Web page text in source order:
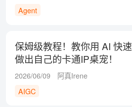
Agent
保姆级教程！教你用 AI 快速
做出自己的卡通IP桌宠！
2026/06/09
阿真Irene
AIGC